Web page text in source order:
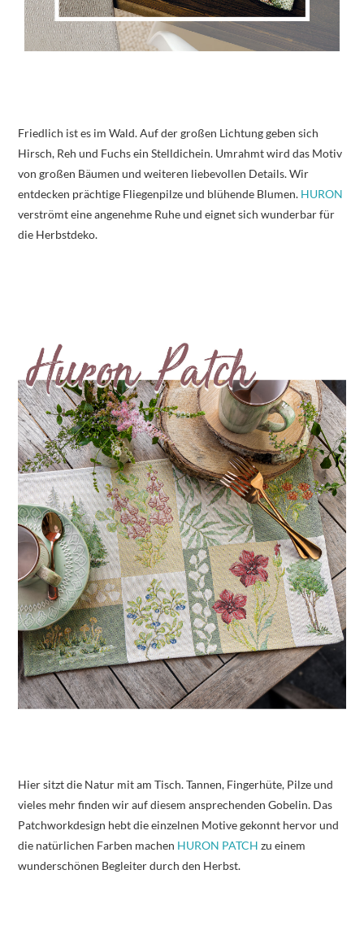
Friedlich ist es im Wald. Auf der großen Lichtung geben sich
Hirsch, Reh und Fuchs ein Stelldichein. Umrahmt wird das Motiv
von großen Bäumen und weiteren liebevollen Details. Wir
entdecken prächtige Fliegenpilze und blühende Blumen. HURON
verströmt eine angenehme Ruhe und eignet sich wunderbar für
die Herbstdeko.
Hier sitzt die Natur mit am Tisch. Tannen, Fingerhüte, Pilze und
vieles mehr finden wir auf diesem ansprechenden Gobelin. Das
Patchworkdesign hebt die einzelnen Motive gekonnt hervor und
die natürlichen Farben machen HURON PATCH zu einem
wunderschönen Begleiter durch den Herbst.